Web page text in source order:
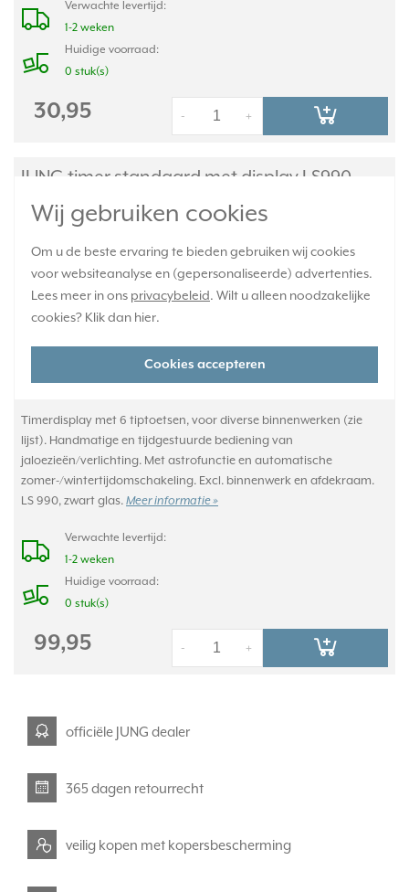
Wij gebruiken cookies
Om u de beste ervaring te bieden gebruiken wij cookies
voor websiteanalyse en (gepersonaliseerde) advertenties.
Lees meer in ons privacybeleid. Wilt u alleen noodzakelijke
cookies? Klik dan hier.
Cookies accepteren
Verwachte levertijd:
1-2 weken
Huidige voorraad:
0 stuk(s)
30,95 +
-
JUNG timer standaard met display LS990
zwart glas (LS 1750 D SW)
Timerdisplay met 6 tiptoetsen, voor diverse binnenwerken (zie
lijst). Handmatige en tijdgestuurde bediening van
jaloezieën/verlichting. Met astrofunctie en automatische
zomer-/wintertijdomschakeling. Excl. binnenwerk en afdekraam.
LS 990, zwart glas. Meer informatie »
Verwachte levertijd:
1-2 weken
Huidige voorraad:
0 stuk(s)
99,95 +
-
officiële JUNG dealer
365 dagen retourrecht
veilig kopen met kopersbescherming